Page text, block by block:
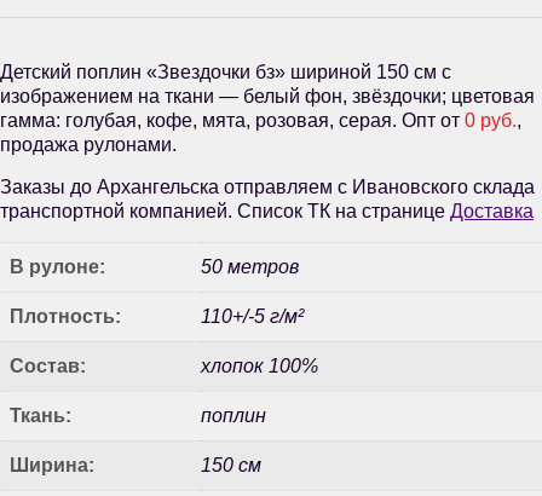
Детский поплин «Звездочки бз» шириной 150 см с
изображением на ткани — белый фон, звёздочки; цветовая
гамма: голубая, кофе, мята, розовая, серая. Опт от 0 руб.,
продажа рулонами.
Заказы до Архангельска отправляем с Ивановского склада
транспортной компанией. Список ТК на странице Доставка
В рулоне: 50 метров
Плотность: 110+/-5 г/м²
Состав: хлопок 100%
Ткань: поплин
Ширина: 150 см